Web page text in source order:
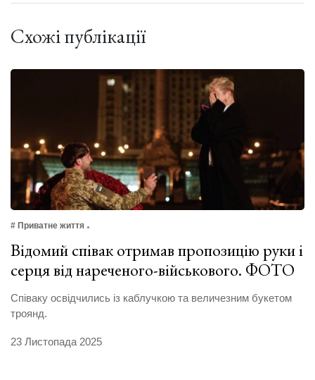
Схожі публікації
# Приватне життя
Відомий співак отримав пропозицію руки і
серця від нареченого-військового. ФОТО
Cпіваку освідчились із каблучкою та величезним букетом
троянд.
23 Листопада 2025